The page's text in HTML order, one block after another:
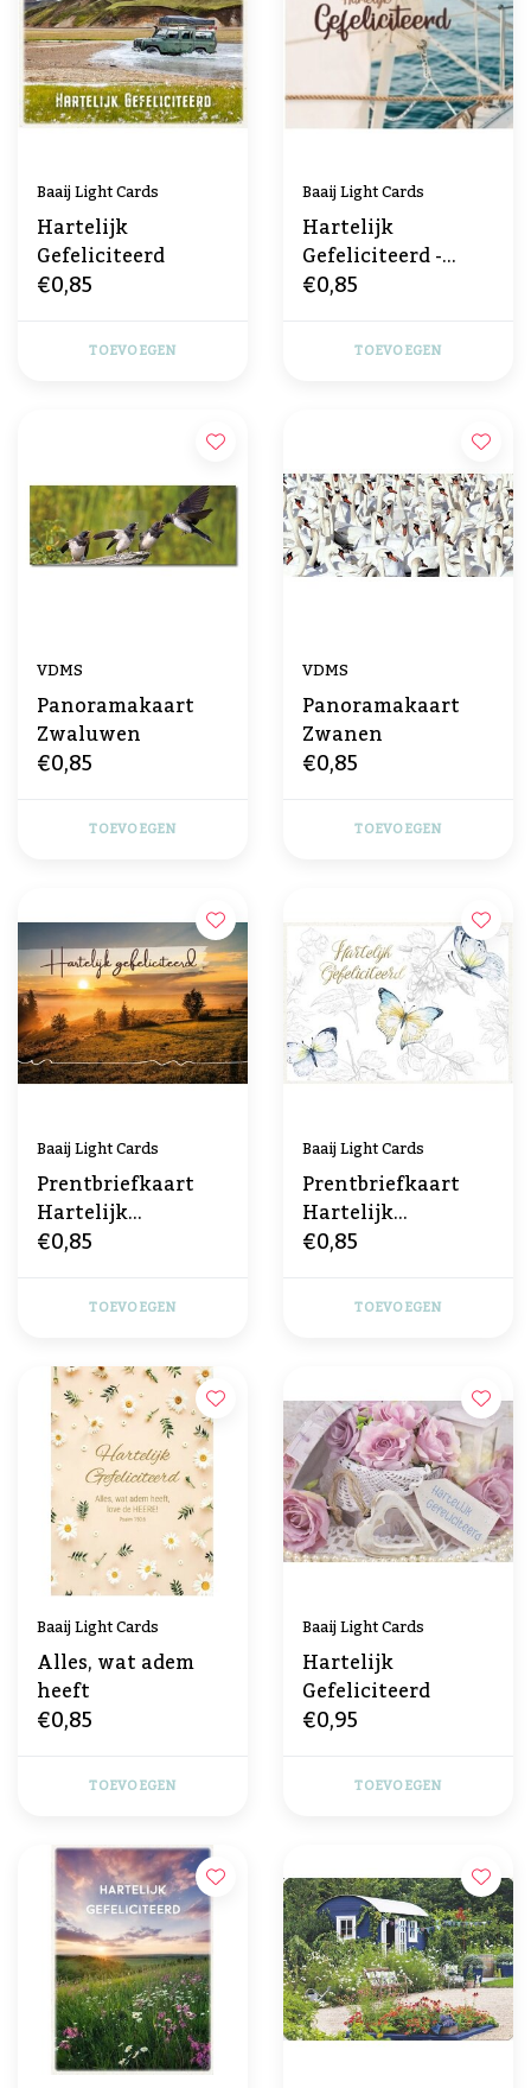
Baaij Light Cards
Hartelijk
Gefeliciteerd
€0,85
TOEVOEGEN
Baaij Light Cards
Hartelijk
Gefeliciteerd -
Watersport
€0,85
TOEVOEGEN
VDMS
Panoramakaart
Zwaluwen
€0,85
TOEVOEGEN
VDMS
Panoramakaart
Zwanen
€0,85
TOEVOEGEN
Baaij Light Cards
Prentbriefkaart
Hartelijk
Gefeliciteerd
€0,85
TOEVOEGEN
Baaij Light Cards
Prentbriefkaart
Hartelijk
Gefeliciteerd
€0,85
TOEVOEGEN
Baaij Light Cards
Alles, wat adem
heeft
€0,85
TOEVOEGEN
Baaij Light Cards
Hartelijk
Gefeliciteerd
€0,95
TOEVOEGEN